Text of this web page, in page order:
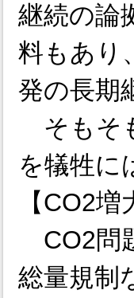
継続の論
料もあり
発の長期
そもそ
を犠牲に
【CO2
CO2問
総量規制